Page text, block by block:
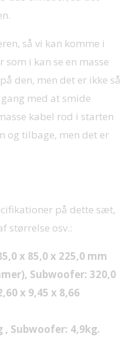
så vi kan komme i
som i kan se en masse
den, men det er ikke så
med at smide
kabel rod i starten
og tilbage, men det er
på dette sæt,
størrelse osv.:
x 85,0 x 225,0 mm
Subwoofer: 320,0
x 9,45 x 8,66
Subwoofer: 4,9kg.